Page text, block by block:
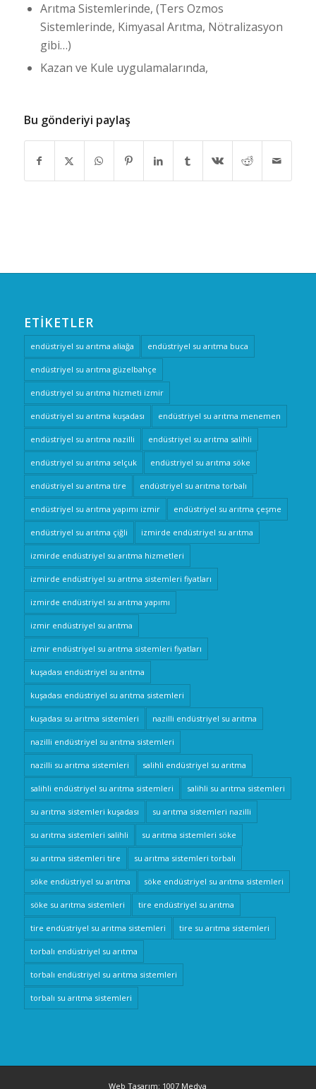
Arıtma Sistemlerinde, (Ters Ozmos
Sistemlerinde, Kimyasal Arıtma, Nötralizasyon
gibi…)
Kazan ve Kule uygulamalarında,
Bu gönderiyi paylaş
ETIKETLER
endüstriyel su arıtma aliağa endüstriyel su arıtma buca
endüstriyel su arıtma güzelbahçe
endüstriyel su arıtma hizmeti izmir
endüstriyel su arıtma kuşadası endüstriyel su arıtma menemen
endüstriyel su arıtma nazilli endüstriyel su arıtma salihli
endüstriyel su arıtma selçuk endüstriyel su arıtma söke
endüstriyel su arıtma tire endüstriyel su arıtma torbalı
endüstriyel su arıtma yapımı izmir endüstriyel su arıtma çeşme
endüstriyel su arıtma çiğli izmirde endüstriyel su arıtma
izmirde endüstriyel su arıtma hizmetleri
izmirde endüstriyel su arıtma sistemleri fiyatları
izmirde endüstriyel su arıtma yapımı
izmir endüstriyel su arıtma
izmir endüstriyel su arıtma sistemleri fiyatları
kuşadası endüstriyel su arıtma
kuşadası endüstriyel su arıtma sistemleri
kuşadası su arıtma sistemleri nazilli endüstriyel su arıtma
nazilli endüstriyel su arıtma sistemleri
nazilli su arıtma sistemleri salihli endüstriyel su arıtma
salihli endüstriyel su arıtma sistemleri salihli su arıtma sistemleri
su arıtma sistemleri kuşadası su arıtma sistemleri nazilli
su arıtma sistemleri salihli su arıtma sistemleri söke
su arıtma sistemleri tire su arıtma sistemleri torbalı
söke endüstriyel su arıtma söke endüstriyel su arıtma sistemleri
söke su arıtma sistemleri tire endüstriyel su arıtma
tire endüstriyel su arıtma sistemleri tire su arıtma sistemleri
torbalı endüstriyel su arıtma
torbalı endüstriyel su arıtma sistemleri
torbalı su arıtma sistemleri
Web Tasarım: 1007 Medya